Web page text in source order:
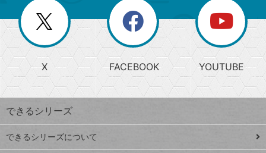
じ
る
search
検
索
上
昇
ワ
ー
ド
Google
閉
じ
る
ー
か
ら
探
す
ト
X FACEBOOK YOUTUBE
できるシリーズ
できるシリーズについて